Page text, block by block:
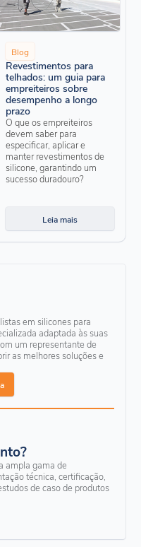
Blog
Revestimentos para
telhados: um guia para
empreiteiros sobre
desempenho a longo
prazo
O que os empreiteiros
devem saber para
especificar, aplicar e
manter revestimentos de
silicone, garantindo um
sucesso duradouro?
Leia mais
em silicones para
adaptada às suas
um representante de
as melhores soluções e
ampla gama de
técnica, certificação,
de caso de produtos